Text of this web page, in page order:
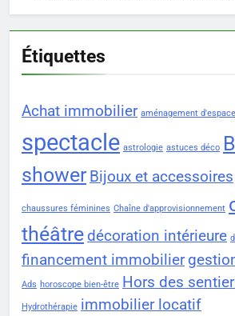
Étiquettes
Achat immobilier aménagement d'espace
spectacle astrologie astuces déco
shower Bijoux et accessoires
chaussures féminines Chaîne d'approvisionnement
théâtre décoration intérieure
financement immobilier
Ads horoscope bien-être Hors des
Hydrothérapie immobilier locatif